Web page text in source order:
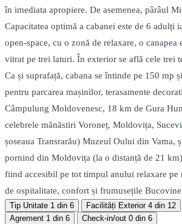
în imediata apropiere. De asemenea, pârâul
Capacitatea optimă a cabanei este de 6 adulți
open-space, cu o zonă de relaxare, o
vitrat pe trei laturi. În exterior se află cele trei
Ca și suprafață, cabana se întinde pe 150 mp
pentru parcarea mașinilor, terasamente
Câmpulung Moldovenesc, 18 km de Gura
celebrele mănăstiri Voroneț, Moldovița,
șoseaua Transrarău) Muzeul Oului din
pornind din Moldovița (la o distanță de 21
fiind accesibil pe tot timpul anului relaxare pe
de ospitalitate, confort și frumusețile
Tip Unitate 1 din 6 Facilități Exterior 4 din 12
Agrement 1 din 6 Check-in/out 0 din 6